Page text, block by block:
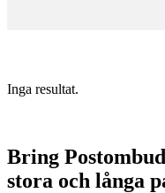
Inga resultat.
Bring
stora och långa